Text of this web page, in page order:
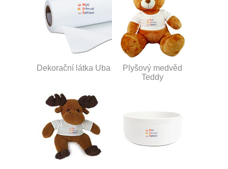
Dekorační látka Uba
Plyšový medvěd
Teddy